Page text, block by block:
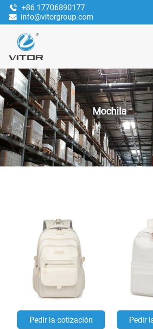
+86 17706890177
info@vitorgroup.com
Mochila
Pedir la cotización Pedir